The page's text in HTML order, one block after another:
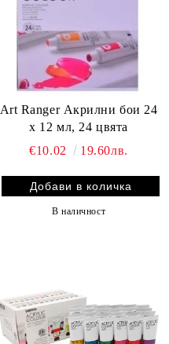
Art Ranger Акрилни бои 24
х 12 мл, 24 цвята
€10.02
19.60лв.
В наличност